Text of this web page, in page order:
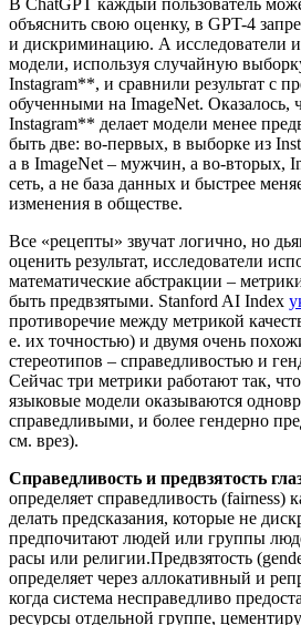
объяснить свою оценку, в GPT-4
и дискриминацию. А исследователи
модели, используя случайную
Instagram**, и сравнили результат с
обученными на ImageNet. Оказалось,
Instagram** делает модели менее
быть две: во-первых, в выборке из
а в ImageNet – мужчин, а во-вторых,
сеть, а не база данных и быстрее
изменения в обществе.
Все «рецепты» звучат логично, но
оценить результат, исследователи
математические абстракции –
быть предвзятыми. Stanford AI Index
противоречие между метрикой
е. их точностью) и двумя очень
стереотипов – справедливостью и
Сейчас три метрики работают так,
языковые модели оказываются
справедливыми, и более гендерно
см. врез).
Справедливость и предвзятость
определяет справедливость (fairness)
делать предсказания, которые не
предпочитают людей или группы
расы или религии.Предвзятость
определяет через аллокативный и
когда система несправедливо
ресурсы отдельной группе,